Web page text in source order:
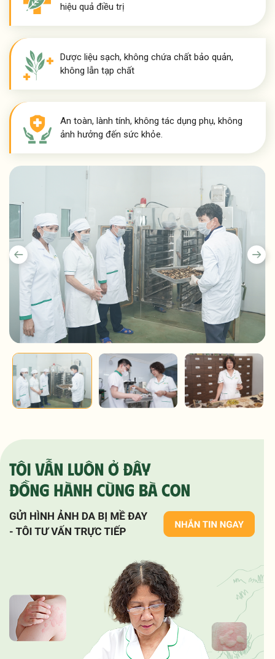
hiệu quả điều trị
Dược liệu sạch, không chứa chất bảo quản,
không lẫn tạp chất
An toàn, lành tính, không tác dụng phụ, không
ảnh hưởng đến sức khỏe.